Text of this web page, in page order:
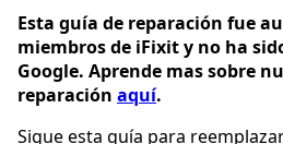
Esta guía de reparación fue
miembros de iFixit y no ha
Google. Aprende mas sobre
reparación aquí.
Sigue esta guía para